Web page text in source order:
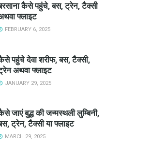
कैसे पहुंचे, बस, ट्रेन, टैक्सी
फ्लाइट
FEBRUARY 6, 2025
पहुंचे देवा शरीफ, बस, टैक्सी,
अथवा फ्लाइट
JANUARY 29, 2025
जाएं बुद्ध की जन्मस्थली लुम्बिनी,
ट्रेन, टैक्सी या फ्लाइट
MARCH 29, 2025